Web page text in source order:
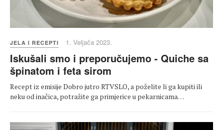
JELA I RECEPTI 1. Veljača 2023.
Iskušali smo i preporučujemo - Quiche sa
špinatom i feta sirom
Recept iz emisije Dobro jutro RTVSLO, a poželite li ga kupiti ili
neku od inačica, potražite ga primjerice u pekarnicama…